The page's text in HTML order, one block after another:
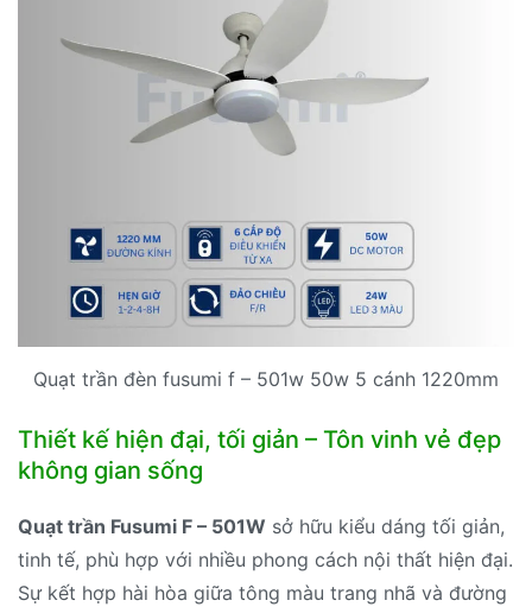
Quạt trần đèn fusumi f – 501w 50w 5 cánh 1220mm
Thiết kế hiện đại, tối giản – Tôn vinh vẻ đẹp
không gian sống
Quạt trần Fusumi F – 501W sở hữu kiểu dáng tối giản,
tinh tế, phù hợp với nhiều phong cách nội thất hiện đại.
Sự kết hợp hài hòa giữa tông màu trang nhã và đường